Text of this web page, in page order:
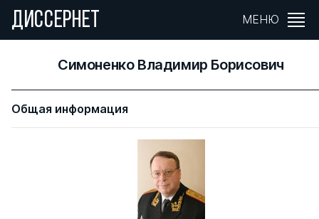
ДИССЕРНЕТ МЕНЮ
Симоненко Владимир Борисович
Общая информация